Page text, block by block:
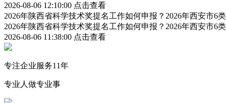
2026-08-06 12:10:00 点击查看
2026年陕西省科学技术奖提名工作如何申报？2026年西安市6
2026年陕西省科学技术奖提名工作如何申报？2026年西安市6
2026-08-06 11:38:00 点击查看
专注企业服务11年
专业人做专业事